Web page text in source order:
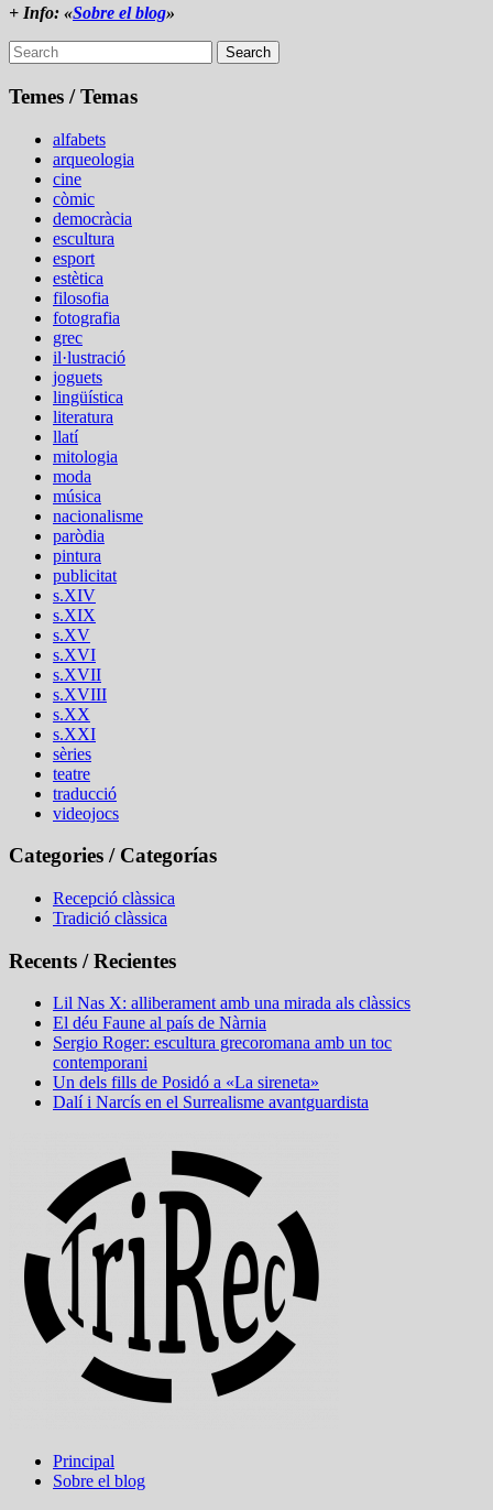
+ Info: «Sobre el blog»
Search
Temes / Temas
alfabets
arqueologia
cine
còmic
democràcia
escultura
esport
estètica
filosofia
fotografia
grec
il·lustració
joguets
lingüística
literatura
llatí
mitologia
moda
música
nacionalisme
paròdia
pintura
publicitat
s.XIV
s.XIX
s.XV
s.XVI
s.XVII
s.XVIII
s.XX
s.XXI
sèries
teatre
traducció
videojocs
Categories / Categorías
Recepció clàssica
Tradició clàssica
Recents / Recientes
Lil Nas X: alliberament amb una mirada als clàssics
El déu Faune al país de Nàrnia
Sergio Roger: escultura grecoromana amb un toc
contemporani
Un dels fills de Posidó a «La sireneta»
Dalí i Narcís en el Surrealisme avantguardista
Principal
Sobre el blog